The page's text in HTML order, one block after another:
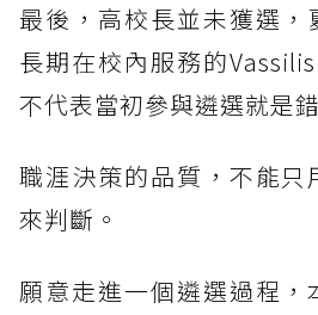
最後，高校長並未獲選，
長期在校內服務的
不代表當初參與遴選就是
職涯決策的品質，不能只
來判斷。
願意走進一個遴選過程，